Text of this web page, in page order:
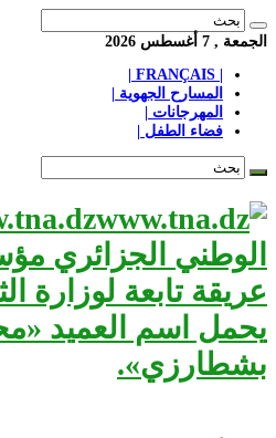
الجمعة , 7 أغسطس 2026
المسارح الجهوية |
المهرجانات |
فضاء الطفل |
الوطني الجزائري
عريقة تابعة لوزارة
يحمل اسم العميد
بشطارزي».